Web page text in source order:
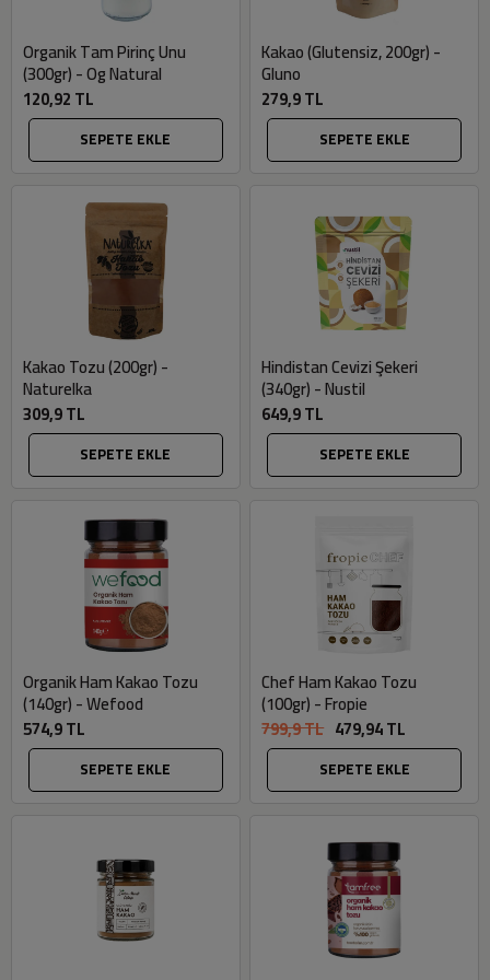
Organik Tam Pirinç Unu
(300gr) - Og Natural
120,92 TL
SEPETE EKLE
Kakao (Glutensiz, 200gr) -
Gluno
279,9 TL
SEPETE EKLE
Kakao Tozu (200gr) -
Naturelka
309,9 TL
SEPETE EKLE
Hindistan Cevizi Şekeri
(340gr) - Nustil
649,9 TL
SEPETE EKLE
Organik Ham Kakao Tozu
(140gr) - Wefood
574,9 TL
SEPETE EKLE
Chef Ham Kakao Tozu
(100gr) - Fropie
799,9 TL 479,94 TL
SEPETE EKLE